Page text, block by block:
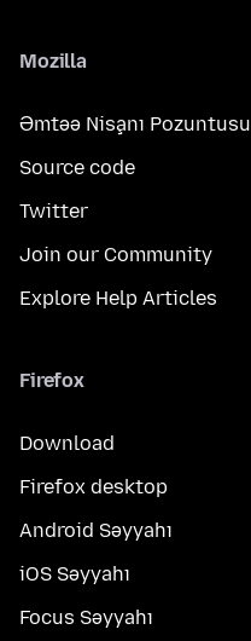
Mozilla
Əmtəə Nişanı Pozuntusu
Source code
Twitter
Join our Community
Explore Help Articles
Firefox
Download
Firefox desktop
Android Səyyahı
iOS Səyyahı
Focus Səyyahı